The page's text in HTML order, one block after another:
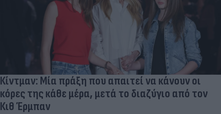
Κίντμαν: Μία πράξη που απαιτεί να κάνουν οι
κόρες της κάθε μέρα, μετά το διαζύγιο από τον
Κιθ Έρμπαν